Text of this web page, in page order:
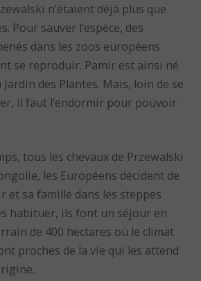
n’étaient déjà plus que
Pour sauver l’espèce, des
dans les zoos européens
se reproduir. Pamir est ainsi né
des Plantes. Mais, loin de se
il faut l’endormir pour pouvoir
tous les chevaux de Przewalski
les Européens décident de
et sa famille dans les steppes
habituer, ils font un séjour en
de 400 hectares où le climat
proches de la vie qui les attend